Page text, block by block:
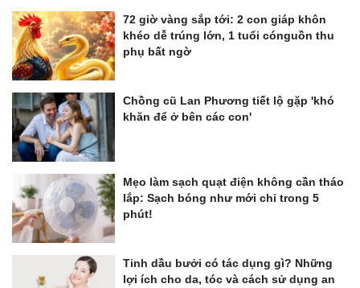
72 giờ vàng sắp tới: 2 con giáp khôn
khéo dễ trúng lớn, 1 tuổi cónguồn thu
phụ bất ngờ
Chồng cũ Lan Phương tiết lộ gặp 'khó
khăn để ở bên các con'
Mẹo làm sạch quạt điện không cần tháo
lắp: Sạch bóng như mới chỉ trong 5
phút!
Tinh dầu bưởi có tác dụng gì? Những
lợi ích cho da, tóc và cách sử dụng an